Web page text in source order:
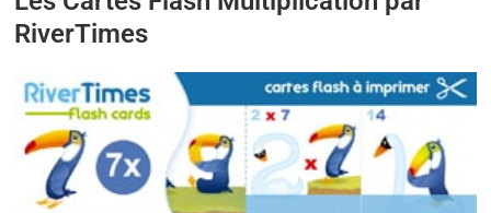
RiverTimes